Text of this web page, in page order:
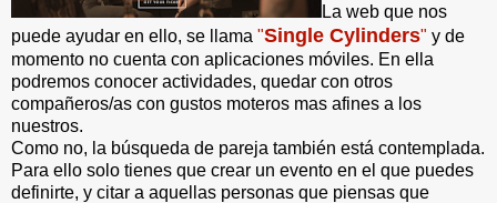
La web que nos
puede ayudar en ello, se llama "Single Cylinders" y de
momento no cuenta con aplicaciones móviles. En ella
podremos conocer actividades, quedar con otros
compañeros/as con gustos moteros mas afines a los
nuestros.
Como no, la búsqueda de pareja también está contemplada.
Para ello solo tienes que crear un evento en el que puedes
definirte, y citar a aquellas personas que piensas que